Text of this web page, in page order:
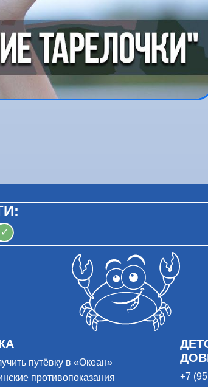
✓
путёвку в «Океан»
противопоказания
+7